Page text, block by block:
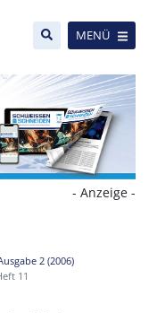
MENÜ
- Anzeige -
2 (2006)
11